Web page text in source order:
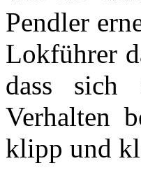
Pendler
Lokführer
dass sich
Verhalten
klipp und